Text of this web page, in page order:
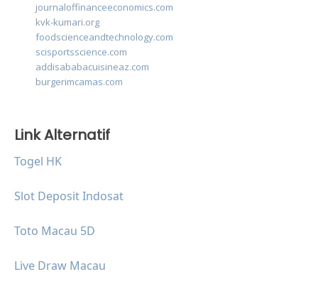
journaloffinanceeconomics.com
kvk-kumari.org
foodscienceandtechnology.com
scisportsscience.com
addisababacuisineaz.com
burgerimcamas.com
Link Alternatif
Togel HK
Slot Deposit Indosat
Toto Macau 5D
Live Draw Macau